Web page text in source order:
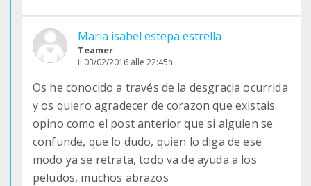
Maria isabel estepa estrella
Teamer
il 03/02/2016 alle 22:45h
Os he conocido a través de la desgracia ocurrida
y os quiero agradecer de corazon que existais
opino como el post anterior que si alguien se
confunde, que lo dudo, quien lo diga de ese
modo ya se retrata, todo va de ayuda a los
peludos, muchos abrazos